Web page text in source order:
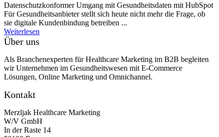
Datenschutzkonformer Umgang mit Gesundheitsdaten mit HubSpot
Für Gesundheitsanbieter stellt sich heute nicht mehr die Frage, ob
sie digitale Kundenbindung betreiben ...
Weiterlesen
Über uns
Als Branchenexperten für Healthcare Marketing im B2B begleiten
wir Unternehmen im Gesundheitswesen mit E-Commerce
Lösungen, Online Marketing und Omnichannel.
Kontakt
Merzljak Healthcare Marketing
W/V GmbH
In der Raste 14